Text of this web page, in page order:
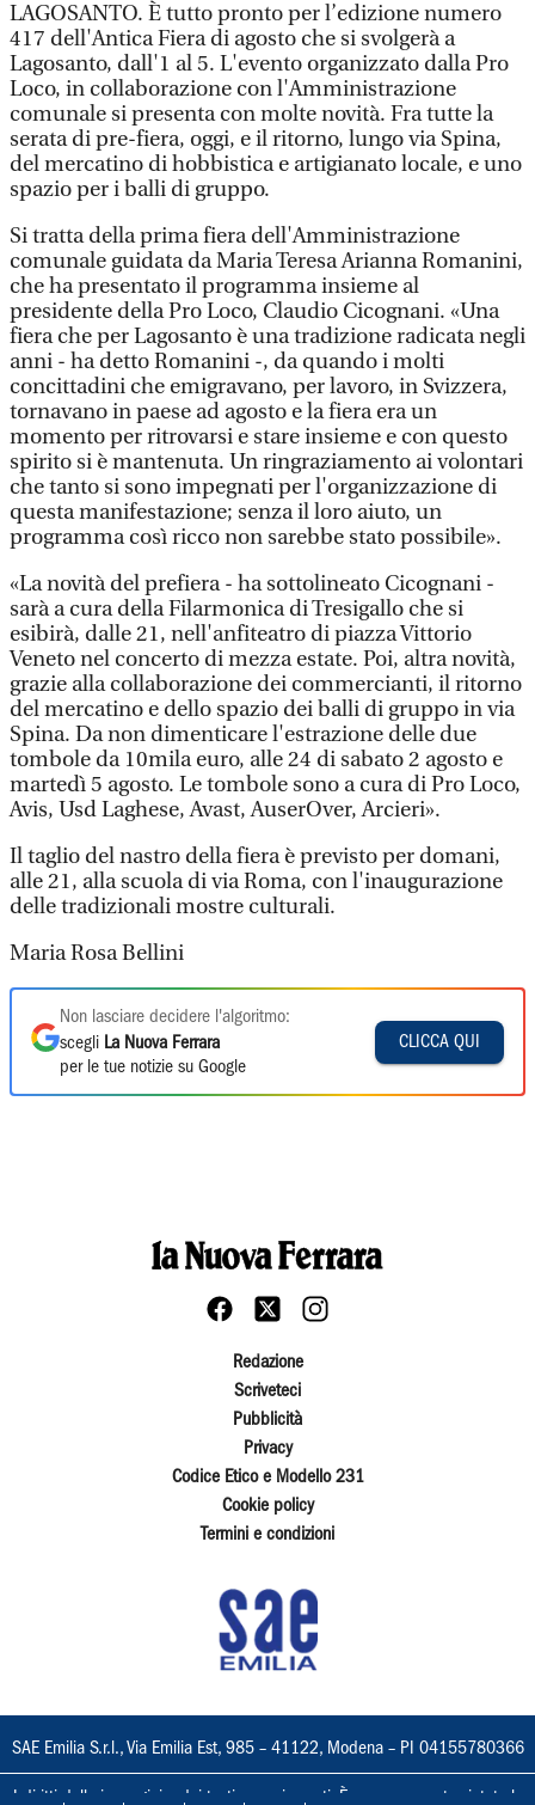
LAGOSANTO. È tutto pronto per l’edizione numero
417 dell'Antica Fiera di agosto che si svolgerà a
Lagosanto, dall'1 al 5. L'evento organizzato dalla Pro
Loco, in collaborazione con l'Amministrazione
comunale si presenta con molte novità. Fra tutte la
serata di pre-fiera, oggi, e il ritorno, lungo via Spina,
del mercatino di hobbistica e artigianato locale, e uno
spazio per i balli di gruppo.
Si tratta della prima fiera dell'Amministrazione
comunale guidata da Maria Teresa Arianna Romanini,
che ha presentato il programma insieme al
presidente della Pro Loco, Claudio Cicognani. «Una
fiera che per Lagosanto è una tradizione radicata negli
anni - ha detto Romanini -, da quando i molti
concittadini che emigravano, per lavoro, in Svizzera,
tornavano in paese ad agosto e la fiera era un
momento per ritrovarsi e stare insieme e con questo
spirito si è mantenuta. Un ringraziamento ai volontari
che tanto si sono impegnati per l'organizzazione di
questa manifestazione; senza il loro aiuto, un
programma così ricco non sarebbe stato possibile».
«La novità del prefiera - ha sottolineato Cicognani -
sarà a cura della Filarmonica di Tresigallo che si
esibirà, dalle 21, nell'anfiteatro di piazza Vittorio
Veneto nel concerto di mezza estate. Poi, altra novità,
grazie alla collaborazione dei commercianti, il ritorno
del mercatino e dello spazio dei balli di gruppo in via
Spina. Da non dimenticare l'estrazione delle due
tombole da 10mila euro, alle 24 di sabato 2 agosto e
martedì 5 agosto. Le tombole sono a cura di Pro Loco,
Avis, Usd Laghese, Avast, AuserOver, Arcieri».
Il taglio del nastro della fiera è previsto per domani,
alle 21, alla scuola di via Roma, con l'inaugurazione
delle tradizionali mostre culturali.
Maria Rosa Bellini
Non lasciare decidere l'algoritmo:
scegli La Nuova Ferrara
per le tue notizie su Google
CLICCA QUI
Redazione
Scriveteci
Pubblicità
Privacy
Codice Etico e Modello 231
Cookie policy
Termini e condizioni
SAE Emilia S.r.l., Via Emilia Est, 985 – 41122, Modena – PI 04155780366
I diritti delle immagini e dei testi sono riservati. È espressamente vietata la